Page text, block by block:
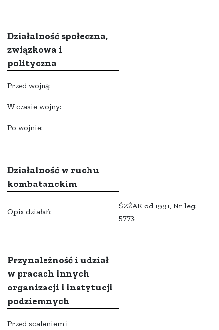
Działalność społeczna,
związkowa i
polityczna
Przed wojną:
W czasie wojny:
Po wojnie:
Działalność w ruchu
kombatanckim
Opis działań:
ŚZŻAK od 1991, Nr leg.
5773.
Przynależność i udział
w pracach innych
organizacji i instytucji
podziemnych
Przed scaleniem i